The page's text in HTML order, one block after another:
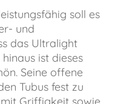
soll es
und
das Ultralight
ist dieses
Seine offene
Tubus fest zu